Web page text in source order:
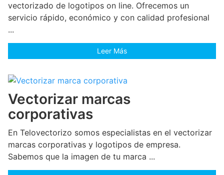
vectorizado de logotipos on line. Ofrecemos un
servicio rápido, económico y con calidad profesional
...
Leer Más
Vectorizar marcas
corporativas
En Telovectorizo somos especialistas en el vectorizar
marcas corporativas y logotipos de empresa.
Sabemos que la imagen de tu marca ...